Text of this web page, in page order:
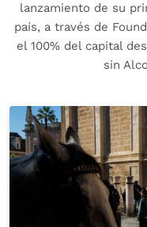
lanzamiento de su
país, a través de
el 100% del capital
sin